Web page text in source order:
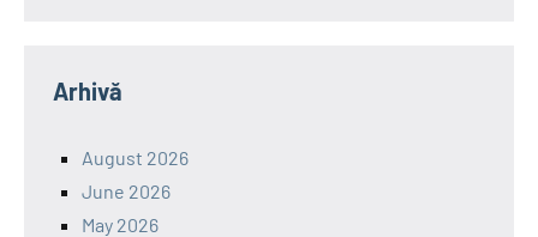
Arhivă
August 2026
June 2026
May 2026